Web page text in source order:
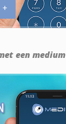
+
een medium